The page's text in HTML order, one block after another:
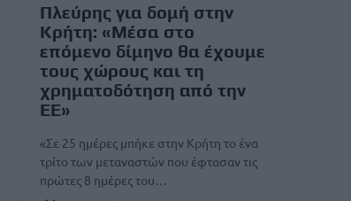
Πλεύρης για δομή στην
Κρήτη: «Μέσα στο
επόμενο δίμηνο θα έχουμε
τους χώρους και τη
χρηματοδότηση από την
ΕΕ»
«Σε 25 ημέρες μπήκε στην Κρήτη το ένα
τρίτο των μεταναστών που έφτασαν τις
πρώτες 8 ημέρες του…